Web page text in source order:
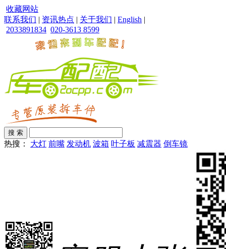
收藏网站
联系我们 | 资讯热点 | 关于我们 | English |
2033891834 020-3613 8599
热搜： 大灯 前嘴 发动机 波箱 叶子板 减震器 倒车镜